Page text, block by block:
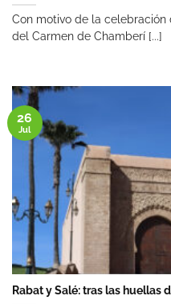
Con motivo de la celebración
del Carmen de Chamberí [...]
Rabat y Salé: tras las huellas
26
Jul